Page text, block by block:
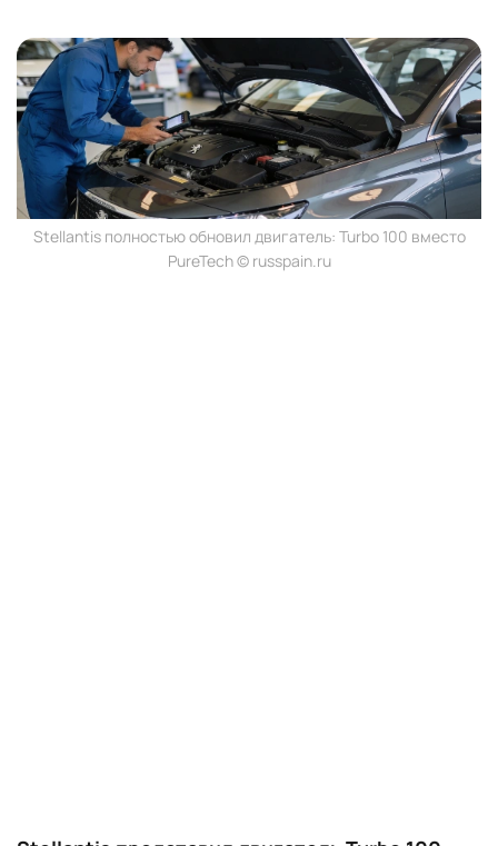
Stellantis полностью обновил двигатель: Turbo 100 вместо
PureTech © russpain.ru